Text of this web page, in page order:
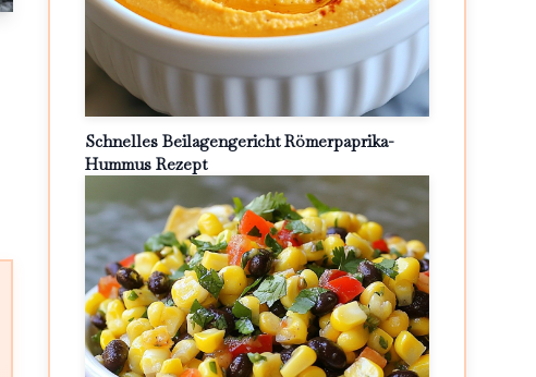
Schnelles Beilagengericht Römerpaprika-
Hummus Rezept